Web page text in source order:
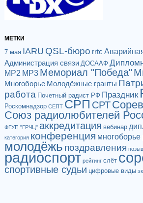
МЕТКИ
7 мая IARU QSL-бюро rrtc
Администрация связи ДОСААФ
МР2 МР3 Мемориал "Победа"
Многоборье Молодёжные гранты
работа Почетный радист РФ Праздник
Роскомнадзор СЕПТ СРП СРТ
Союз радиолюбителей
ФГУП "ГРЧЦ" аккредитация вебинар
категория конференция многоборье
молодёжь поздравления
радиоспорт рейтинг слёт
спортивные судьи цифровые виды